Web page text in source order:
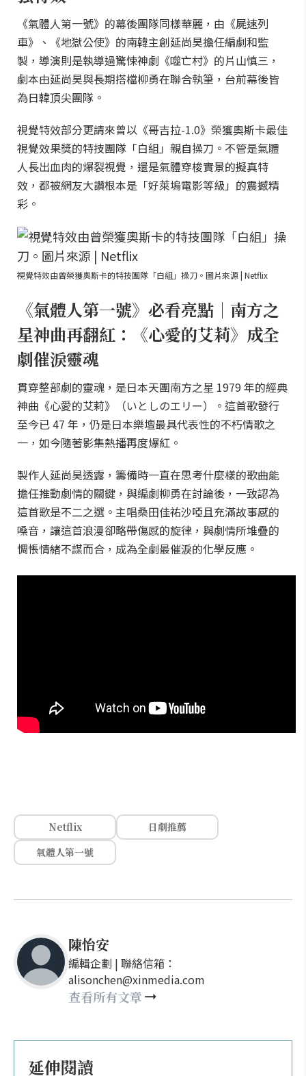
《氣體人第一號》的幕後團隊同樣華麗，由《屍速列
車》、《地獄公使》的南韓主創延尚昊擔任編劇和監
製，導演則是執導過驚悚神劇《噬亡村》的片山慎三，
劇本由延尚昊與長期搭檔柳勇在聯合執筆，台前幕後皆
為日韓頂尖團隊。
視覺特效部分更請來曾以《哥吉拉-1.0》榮獲奧斯卡最佳
視覺效果獎的特技團隊「白組」親自操刀。不管是氣體
人長出血肉的爆裂視覺，還是氣體穿梭實景的擬真特
效，都被網友大讚根本是「好萊塢電影等級」的震撼精
彩。
視覺特效由曾榮獲奧斯卡的特技團隊「白組」操刀。圖片來源 | Netflix
《氣體人第一號》必看亮點｜南方之
星神曲再翻紅：《心愛的艾莉》成全
劇催淚靈魂
貫穿整部劇的靈魂，是日本天團南方之星 1979 年的經典
神曲《心愛的艾莉》（いとしのエリー）。這首歌發行
至今已 47 年，仍是日本樂壇最具代表性的不朽情歌之
一，如今隨著影集熱播再度爆紅。
製作人延尚昊透露，籌備時一直在思考什麼樣的歌曲能
擔任推動劇情的關鍵，與編劇柳勇在討論後，一致認為
這首歌是不二之選。主唱桑田佳祐沙啞且充滿故事感的
嗓音，讓這首浪漫卻略帶傷感的旋律，與劇情所堆疊的
惆悵情緒不謀而合，成為全劇最催淚的化學反應。
Netflix
日劇推薦
氣體人第一號
陳怡安
編輯企劃 | 聯絡信箱：
alisonchen@xinmedia.com
查看所有文章
延伸閱讀